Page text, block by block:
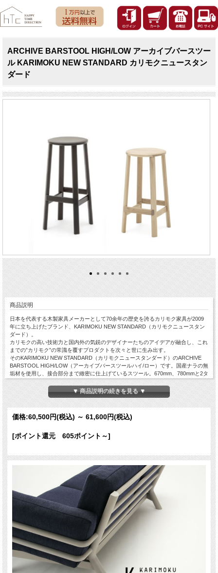
ARCHIVE BARSTOOL HIGH/LOW アーカイブバースツー
ル KARIMOKU NEW STANDARD カリモクニュースタン
ダード
商品説明
日本を代表する木製家具メーカーとして70余年の歴史を誇るカリモク家具が2009
年に立ち上げたブランド、KARIMOKU NEW STANDARD（カリモクニュースタン
ダード）。
カリモクの高い技術力と国内外の気鋭のデザイナーたちのアイデアが融合し、これ
までの”カリモク”の常識を覆すプロダクトを次々と世に生み出す。
そのKARIMOKU NEW STANDARD（カリモクニュースタンダード）のARCHIVE
BARSTOOL HIGH/LOW（アーカイブバースツールハイ/ロー）です。国産ナラの無
垢材を使用し、接合部分まで緻密に仕上げているスツール。670mm、780mmと2タ
イプの高さをご用意しています。LOWは高さ950mm、HIGHは1050mm前後のカウ
ンターと合わせるのが最適です。
◆タイプ：HIGH/LOWからお選びいただけます（高さによって価格が変わりま
す）。
◆カラー：GRAIN GRAY（グレイングレー）・BLACK（ブラック）・PURE
OAK（ピュアオーク）からお選びいただけます。
▼ 商品説明の続きを見る ▼
価格:60,500円(税込) ～ 61,600円(税込)
[ポイント還元 605ポイント～]